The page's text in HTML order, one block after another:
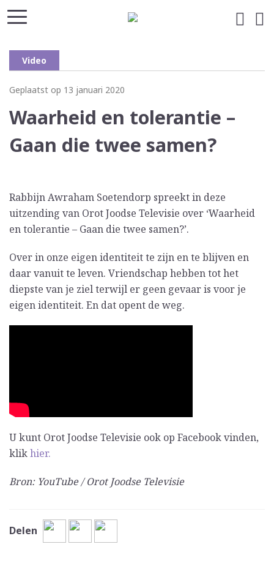
Video
Geplaatst op 13 januari 2020
Waarheid en tolerantie –
Gaan die twee samen?
Rabbijn Awraham Soetendorp spreekt in deze
uitzending van Orot Joodse Televisie over ‘Waarheid
en tolerantie – Gaan die twee samen?’.
Over in onze eigen identiteit te zijn en te blijven en
daar vanuit te leven. Vriendschap hebben tot het
diepste van je ziel terwijl er geen gevaar is voor je
eigen identiteit. En dat opent de weg.
U kunt Orot Joodse Televisie ook op Facebook vinden,
klikhier.
Bron: YouTube / Orot Joodse Televisie
Delen